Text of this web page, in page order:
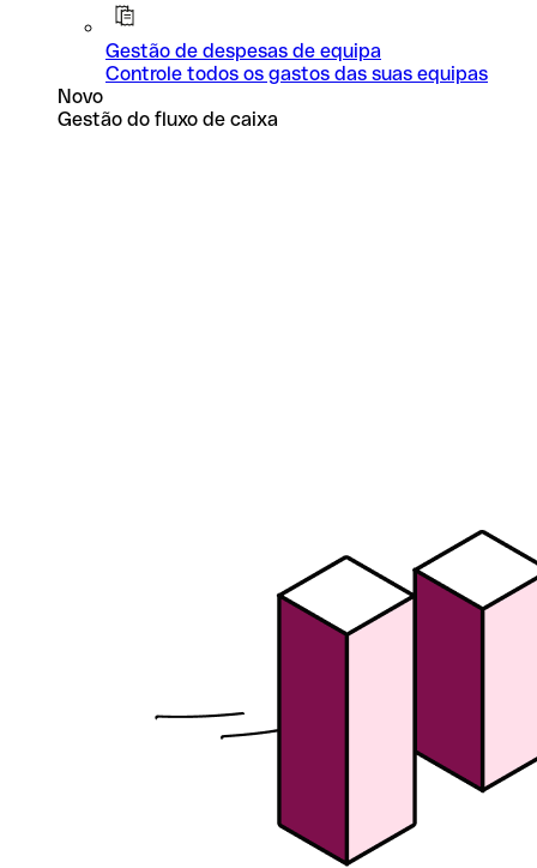
Gestão de despesas de equipa
Controle todos os gastos das suas equipas
Novo
Gestão do fluxo de caixa